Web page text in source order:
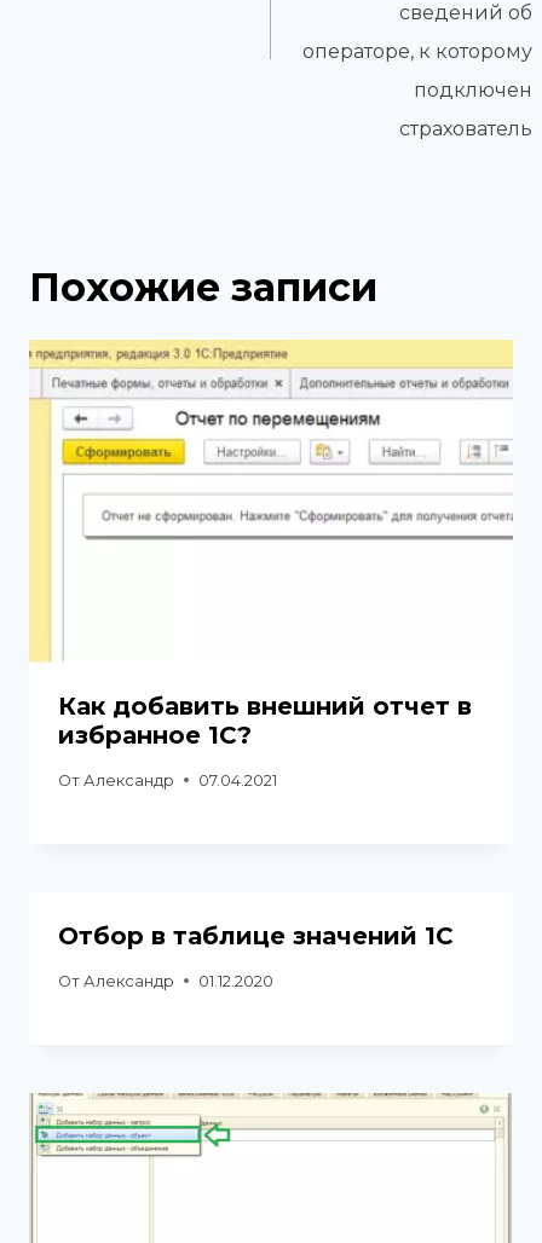
сведений об
операторе, к которому
подключен
страхователь
Похожие записи
Как добавить внешний отчет в
избранное 1С?
От Александр 07.04.2021
Отбор в таблице значений 1С
От Александр 01.12.2020